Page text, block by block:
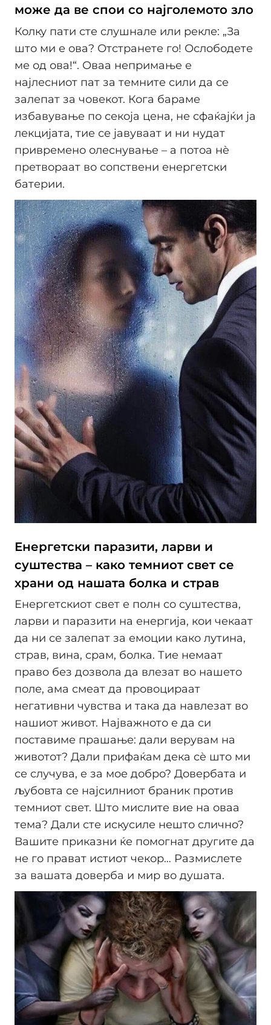
може да ве спои со најголемото зло
Колку пати сте слушнале или рекле: „За
што ми е ова? Отстранете го! Ослободете
ме од ова!“. Оваа непримање е
најлесниот пат за темните сили да се
залепат за човекот. Кога бараме
избавување по секоја цена, не сфаќајќи ја
лекцијата, тие се јавуваат и ни нудат
привремено олеснување – а потоа нè
претвораат во сопствени енергетски
батерии.
Енергетски паразити, ларви и
суштества – како темниот свет се
храни од нашата болка и страв
Енергетскиот свет е полн со суштества,
ларви и паразити на енергија, кои чекаат
да ни се залепат за емоции како лутина,
страв, вина, срам, болка. Тие немаат
право без дозвола да влезат во нашето
поле, ама смеат да провоцираат
негативни чувства и така да навлезат во
нашиот живот. Најважното е да си
поставиме прашање: дали верувам на
животот? Дали прифаќам дека сè што ми
се случува, е за мое добро? Довербата и
љубовта се најсилниот браник против
темниот свет. Што мислите вие на оваа
тема? Дали сте искусиле нешто слично?
Вашите приказни ќе помогнат другите да
не го прават истиот чекор… Размислете
за вашата доверба и мир во душата.